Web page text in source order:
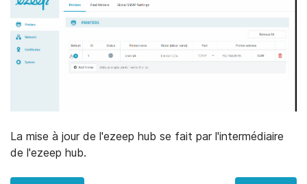
La mise à jour de l'ezeep hub se fait par l'intermédiaire
de l'ezeep hub.